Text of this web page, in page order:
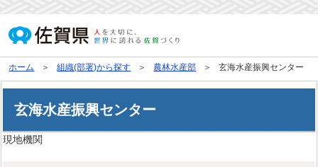
ホーム 組織(部署)から探す 農林水産部 玄海水産振興センター
玄海水産振興センター
現地機関